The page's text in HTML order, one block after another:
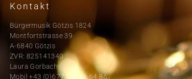
Kontakt
Bürgermusik Götzis 1824
Montfortstrasse 39
A-6840 Götzis
ZVR: 825141340
Laura Gorbach
Mobil +43 (0)677 | 61 66 64 86